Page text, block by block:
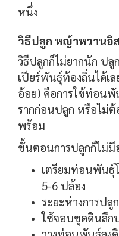
หนึ่ง
วิธีปลูก หญ้าหวานอิส
วิธีปลูกก็ไม่ยากนัก ป
เปียร์พันธุ์ท้องถิ่นได้เ
อ้อย) คือการใช้ท่อนพั
รากก่อนปลูก หรือไม่ต้
พร้อม
ขั้นตอนการปลูกก็ไม่มี
เตรียมท่อนพันธุ์
5-6 ปล้อง
ระยะห่างการปลู
ใช้จอบขุดดินลึก